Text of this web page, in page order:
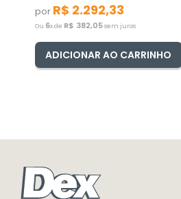
por R$ 2.292,33
Ou 6x de R$ 382,05sem juros
ADICIONAR AO CARRINHO